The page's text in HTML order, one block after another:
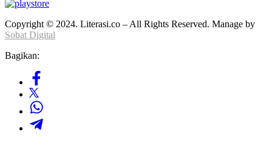
Copyright © 2024. Literasi.co – All Rights Reserved. Manage by
Sobat Digital
Bagikan: